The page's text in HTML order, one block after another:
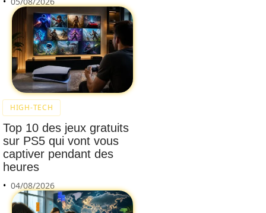
HIGH-TECH
Top 10 des jeux gratuits
sur PS5 qui vont vous
captiver pendant des
heures
04/08/2026